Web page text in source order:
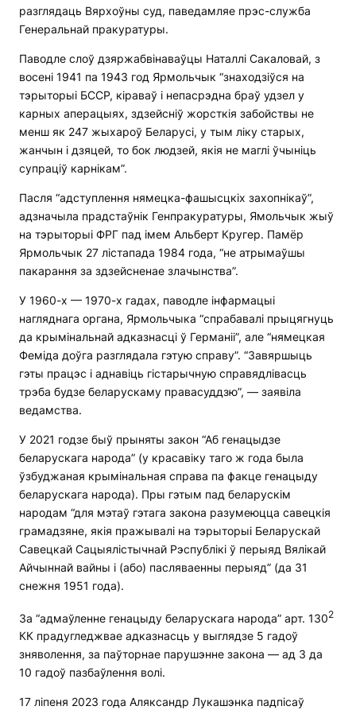
разглядаць Вярхоўны суд, паведамляе прэс-служба
Генеральнай пракуратуры.
Паводле слоў дзяржабвінаваўцы Наталлі Сакаловай, з
восені 1941 па 1943 год Ярмольчык “знаходзіўся на
тэрыторыі БССР, кіраваў і непасрэдна браў удзел у
карных аперацыях, здзейсніў жорсткія забойствы не
менш як 247 жыхароў Беларусі, у тым ліку старых,
жанчын і дзяцей, то бок людзей, якія не маглі ўчыніць
супраціў карнікам”.
Пасля “адступлення нямецка-фашысцкіх захопнікаў”,
адзначыла прадстаўнік Генпракуратуры, Ямольчык жыў
на тэрыторыі ФРГ пад імем Альберт Кругер. Памёр
Ярмольчык 27 лістапада 1984 года, “не атрымаўшы
пакарання за здзейсненае злачынства”.
У 1960-х — 1970-х гадах, паводле інфармацыі
нагляднага органа, Ярмольчыка “спрабавалі прыцягнуць
да крымінальнай адказнасці ў Германіі”, але “нямецкая
Феміда доўга разглядала гэтую справу”. “Завяршыць
гэты працэс і аднавіць гістарычную справядлівасць
трэба будзе беларускаму правасуддзю”, — заявіла
ведамства.
У 2021 годзе быў прыняты закон “Аб генацыдзе
беларускага народа” (у красавіку таго ж года была
ўзбуджаная крымінальная справа па факце генацыду
беларускага народа). Пры гэтым пад беларускім
народам “для мэтаў гэтага закона разумеюцца савецкія
грамадзяне, якія пражывалі на тэрыторыі Беларускай
Савецкай Сацыялістычнай Рэспублікі ў перыяд Вялікай
Айчыннай вайны і (або) пасляваенны перыяд” (да 31
снежня 1951 года).
За “адмаўленне генацыду беларускага народа” арт. 1302
КК прадугледжвае адказнасць у выглядзе 5 гадоў
зняволення, за паўторнае парушэнне закона — ад 3 да
10 гадоў пазбаўлення волі.
17 ліпеня 2023 года Аляксандр Лукашэнка падпісаў